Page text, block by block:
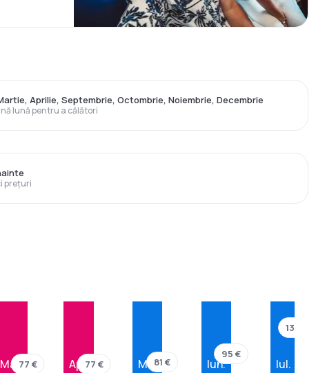
lună pentru a călători
Aprilie, Septembrie, Octombrie, Noiembrie, Decembrie
prețuri
Mar.77 € Apr.77 € Mai81 € Iun.
95 €
Iul.
138 €